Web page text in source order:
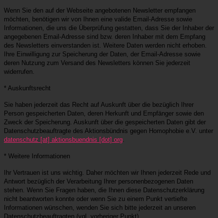
Wenn Sie den auf der Webseite angebotenen Newsletter empfangen
möchten, benötigen wir von Ihnen eine valide Email-Adresse sowie
Informationen, die uns die Überprüfung gestatten, dass Sie der Inhaber der
angegebenen Email-Adresse sind bzw. deren Inhaber mit dem Empfang
des Newsletters einverstanden ist. Weitere Daten werden nicht erhoben.
Ihre Einwilligung zur Speicherung der Daten, der Email-Adresse sowie
deren Nutzung zum Versand des Newsletters können Sie jederzeit
widerrufen.
* Auskunftsrecht
Sie haben jederzeit das Recht auf Auskunft über die bezüglich Ihrer
Person gespeicherten Daten, deren Herkunft und Empfänger sowie den
Zweck der Speicherung. Auskunft über die gespeicherten Daten gibt der
Datenschutzbeauftragte des Aktionsbündnis gegen Homophobie e.V. unter
datenschutz [at] aktionsbuendnis [dot] org
* Weitere Informationen
Ihr Vertrauen ist uns wichtig. Daher möchten wir Ihnen jederzeit Rede und
Antwort bezüglich der Verarbeitung Ihrer personenbezogenen Daten
stehen. Wenn Sie Fragen haben, die Ihnen diese Datenschutzerklärung
nicht beantworten konnte oder wenn Sie zu einem Punkt vertiefte
Informationen wünschen, wenden Sie sich bitte jederzeit an unseren
Datenschutzbeauftragten (vgl. vorheriger Punkt).